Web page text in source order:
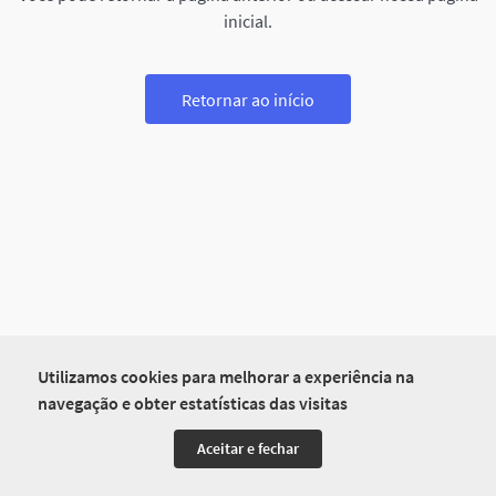
Utilizamos cookies para melhorar a experiência na
navegação e obter estatísticas das visitas
Aceitar e fechar
inicial.
Retornar ao início